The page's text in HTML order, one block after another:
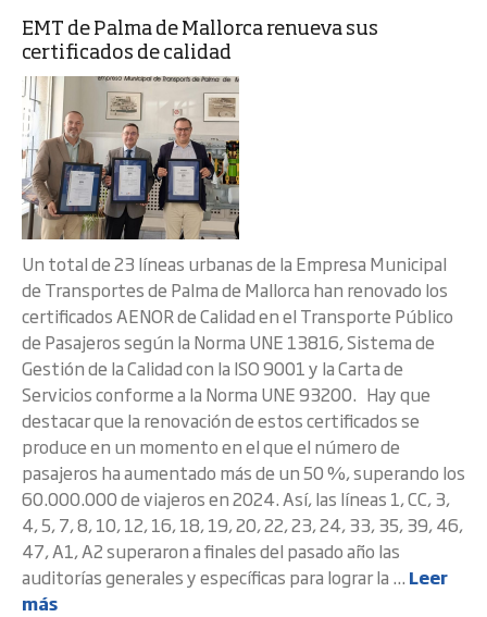
EMT de Palma de Mallorca renueva sus
certificados de calidad
Un total de 23 líneas urbanas de la Empresa Municipal
de Transportes de Palma de Mallorca han renovado los
certificados AENOR de Calidad en el Transporte Público
de Pasajeros según la Norma UNE 13816, Sistema de
Gestión de la Calidad con la ISO 9001 y la Carta de
Servicios conforme a la Norma UNE 93200. Hay que
destacar que la renovación de estos certificados se
produce en un momento en el que el número de
pasajeros ha aumentado más de un 50 %, superando los
60.000.000 de viajeros en 2024. Así, las líneas 1, CC, 3,
4, 5, 7, 8, 10, 12, 16, 18, 19, 20, 22, 23, 24, 33, 35, 39, 46,
47, A1, A2 superaron a finales del pasado año las
auditorías generales y específicas para lograr la ... Leer
más